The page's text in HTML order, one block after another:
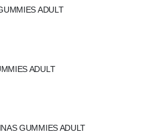
ADULT
ADULT
GUMMIES ADULT